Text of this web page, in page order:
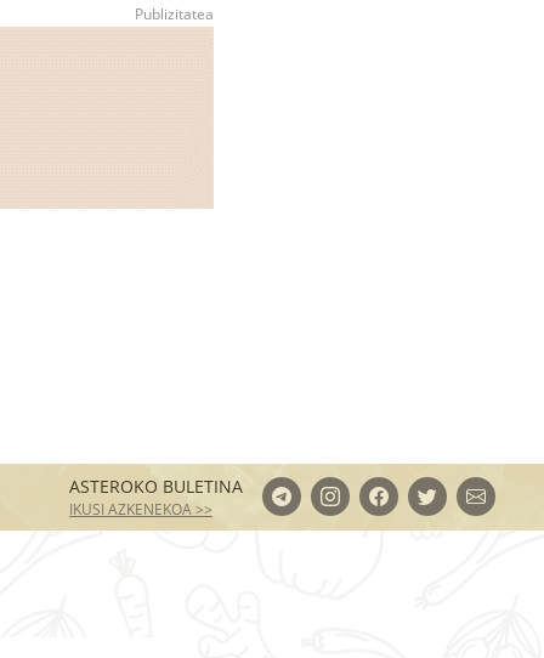
ASTEROKO BULETINA
IKUSI AZKENEKOA >>